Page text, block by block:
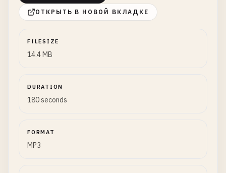
ОТКРЫТЬ В НОВОЙ ВКЛАДКЕ
FILESIZE
14.4 MB
DURATION
180 seconds
FORMAT
MP3